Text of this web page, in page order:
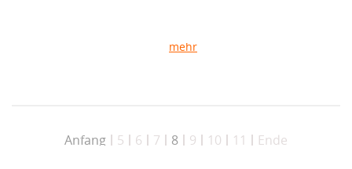
mehr
Anfang 5 6 7 8 9 10 11 Ende